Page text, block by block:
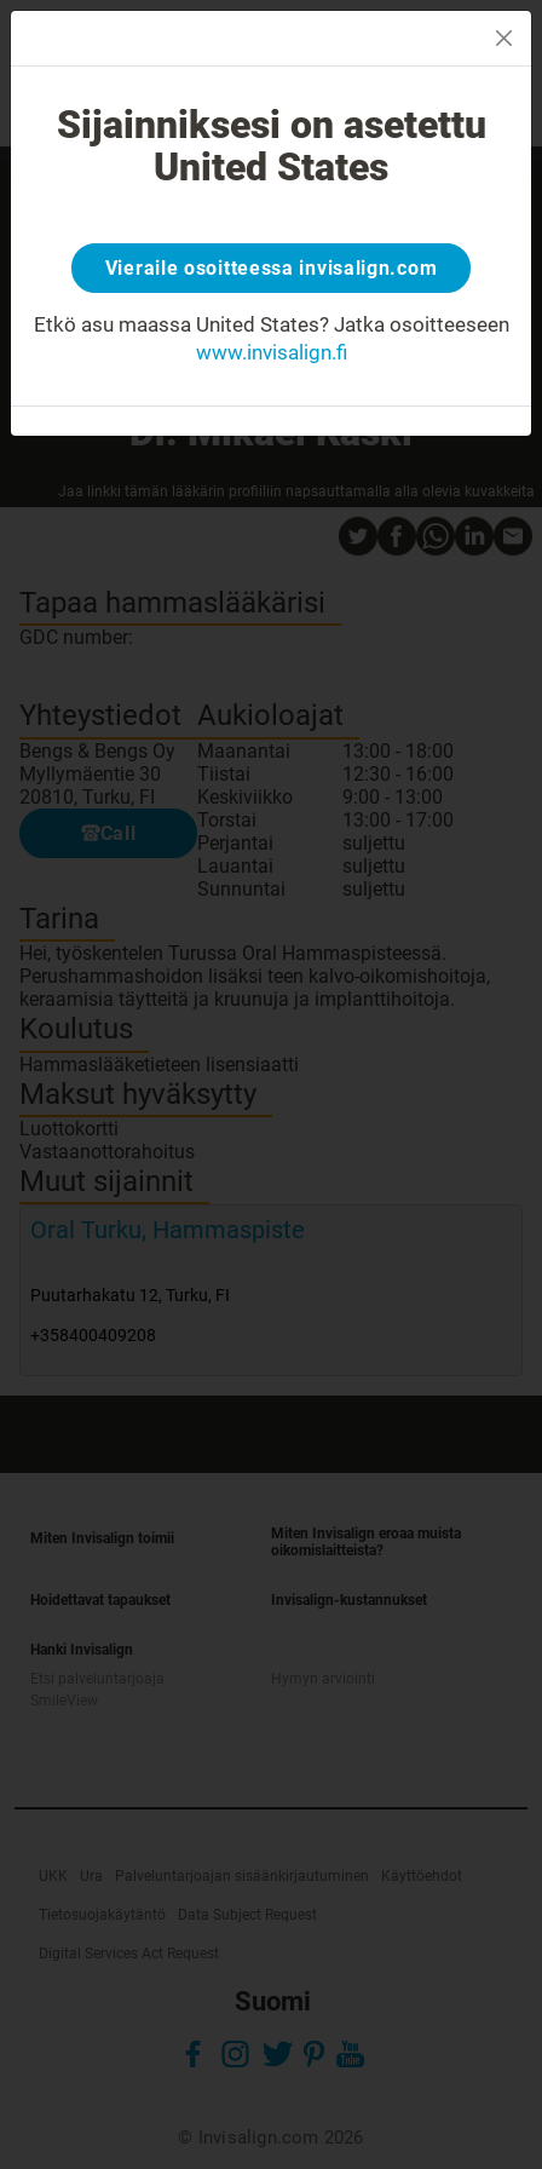
Hymyn arviointi Etsi palveluntarjoaja
Dr. Mikael Kaski
Jaa linkki tämän lääkärin profiiliin napsauttamalla alla olevia kuvakkeita
Tapaa hammaslääkärisi
GDC number:
Yhteystiedot
Bengs & Bengs Oy
Myllymäentie 30
20810, Turku, FI
Call
Aukioloajat
Maanantai
13:00 - 18:00
Tiistai
12:30 - 16:00
Keskiviikko
9:00 - 13:00
Torstai
13:00 - 17:00
Perjantai
suljettu
Lauantai
suljettu
Sunnuntai
suljettu
Tarina
Hei, työskentelen Turussa Oral Hammaspisteessä.
Perushammashoidon lisäksi teen kalvo-oikomishoitoja,
keraamisia täytteitä ja kruunuja ja implanttihoitoja.
Koulutus
Hammaslääketieteen lisensiaatti
Maksut hyväksytty
Luottokortti
Vastaanottorahoitus
Muut sijainnit
Oral Turku, Hammaspiste
Puutarhakatu 12, Turku, FI
+358400409208
Miten Invisalign toimii
Miten Invisalign eroaa muista
oikomislaitteista?
Hoidettavat tapaukset Invisalign-kustannukset
Hanki Invisalign
UKK Ura Palveluntarjoajan sisäänkirjautuminen Käyttöehdot
Tietosuojakäytäntö Data Subject Request
Digital Services Act Request
Suomi
© Invisalign.com 2026
Sijainniksesi on asetettu
United States
Vieraile osoitteessa invisalign.com
Etkö asu maassa United States? Jatka osoitteeseen
www.invisalign.fi